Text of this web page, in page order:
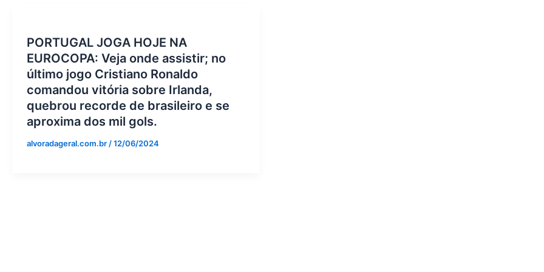
PORTUGAL JOGA HOJE NA
EUROCOPA: Veja onde assistir; no
último jogo Cristiano Ronaldo
comandou vitória sobre Irlanda,
quebrou recorde de brasileiro e se
aproxima dos mil gols.
alvoradageral.com.br /12/06/2024